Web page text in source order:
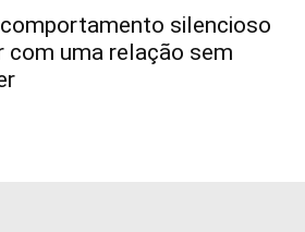
comportamento silencioso
com uma relação sem